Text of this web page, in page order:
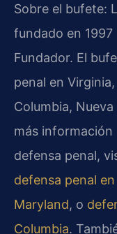
Sobre el bufete:
fundado en 1997
Fundador. El
penal en
Columbia,
más información
defensa penal,
defensa penal
Maryland, o
Columbia.